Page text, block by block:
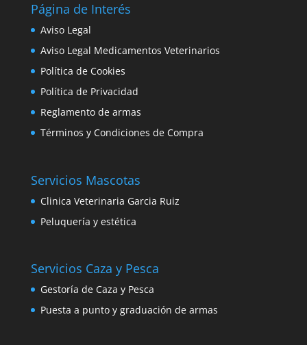
Página de Interés
Aviso Legal
Aviso Legal Medicamentos Veterinarios
Política de Cookies
Política de Privacidad
Reglamento de armas
Términos y Condiciones de Compra
Servicios Mascotas
Clinica Veterinaria Garcia Ruiz
Peluquería y estética
Servicios Caza y Pesca
Gestoría de Caza y Pesca
Puesta a punto y graduación de armas